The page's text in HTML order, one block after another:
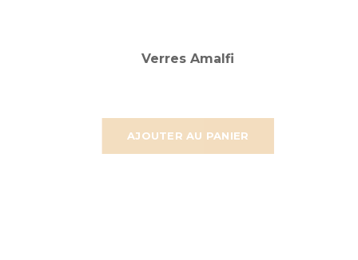
AJOUTER AU PANIER
Verres Amalfi